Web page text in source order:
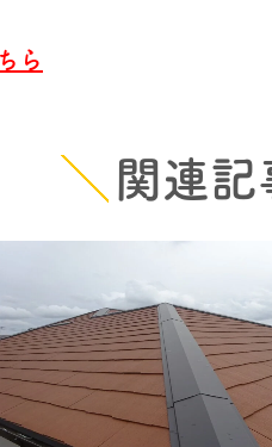
ら
関連記